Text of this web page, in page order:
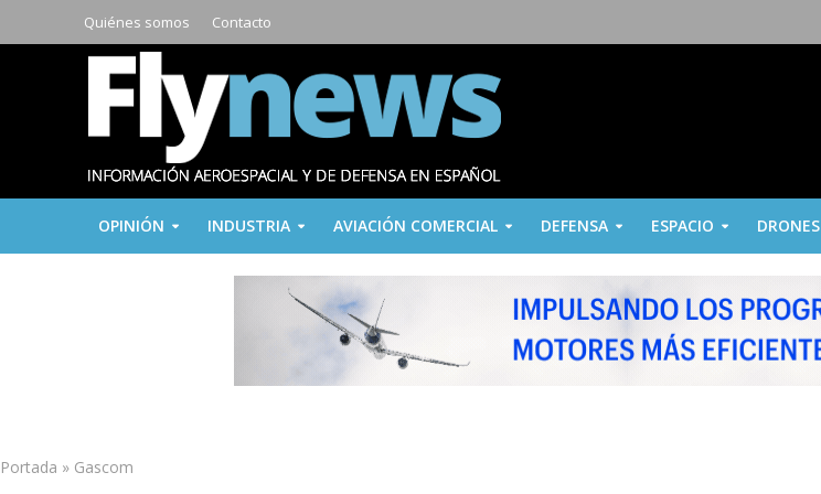
Quiénes somos Contacto
OPINIÓN INDUSTRIA AVIACIÓN COMERCIAL DEFENSA ESPACIO DRONES
Portada » Gascom